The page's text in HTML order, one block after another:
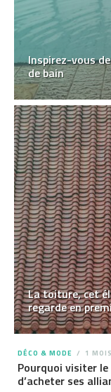
Inspirez-vous
de bain
La toiture, cet
regarde en
DÉCO & MODE 1
Pourquoi visiter
d’acheter ses